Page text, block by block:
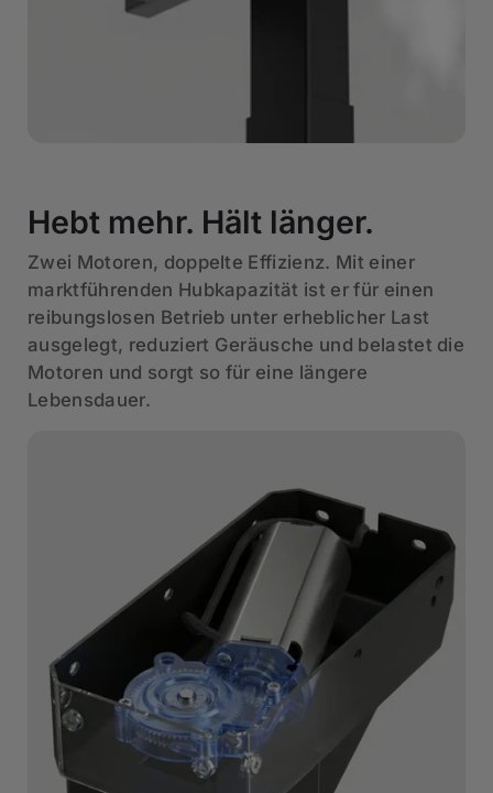
Hebt mehr. Hält länger.
Zwei Motoren, doppelte Effizienz. Mit einer
marktführenden Hubkapazität ist er für einen
reibungslosen Betrieb unter erheblicher Last
ausgelegt, reduziert Geräusche und belastet die
Motoren und sorgt so für eine längere
Lebensdauer.